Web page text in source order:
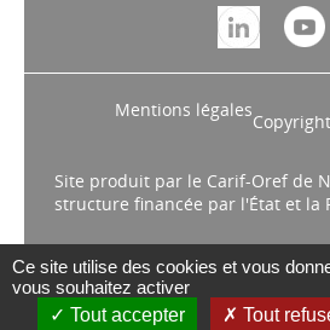
Mentions légales
Copyright
Site produit par le Carif-Oref de
structure financée par l'État et la
Ce site utilise des cookies et vous
vous souhaitez activer
Tout accepter
Tout